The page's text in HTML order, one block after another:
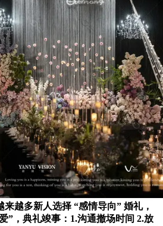
越多新人选择 “感情导向” 婚礼，
”，典礼竣事：1.沟通撤场时间 2.放